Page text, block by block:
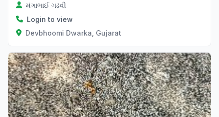
મંગાભાઈ ગઢવી
Login to view
Devbhoomi Dwarka, Gujarat